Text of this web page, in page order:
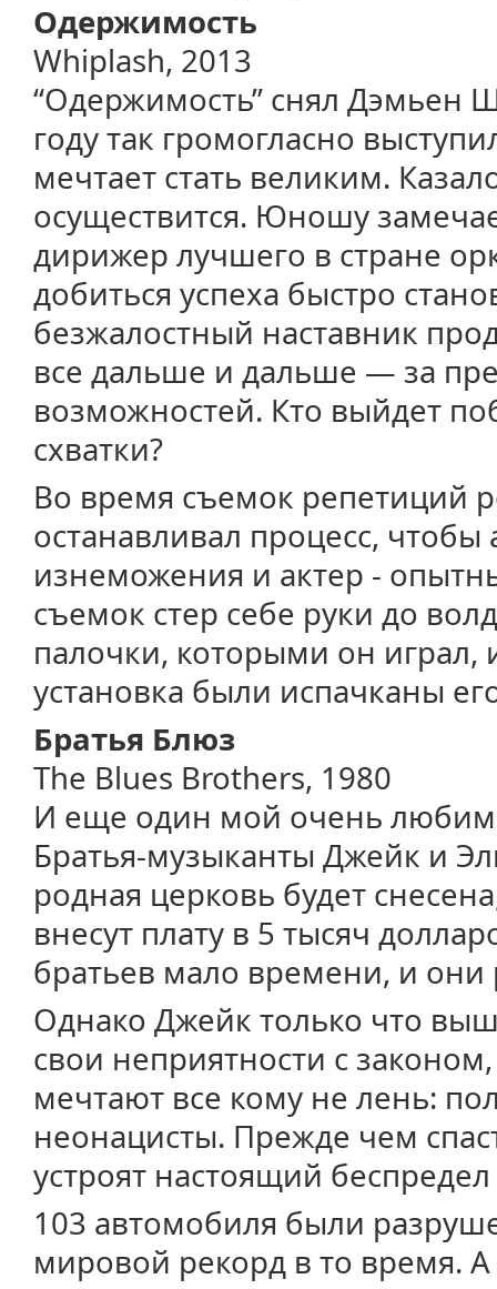
Одержимость
Whiplash, 2013
“Одержимость” снял Дэмьен
году так громогласно
мечтает стать великим.
осуществится. Юношу
дирижер лучшего в стране
добиться успеха быстро
безжалостный наставник
все дальше и дальше — за
возможностей. Кто выйдет
схватки?
Во время съемок репетиций
останавливал процесс,
изнеможения и актер -
съемок стер себе руки до
палочки, которыми он играл,
установка были испачканы
Братья Блюз
The Blues Brothers, 1980
И еще один мой очень
Братья-музыканты Джейк и
родная церковь будет
внесут плату в 5 тысяч
братьев мало времени, и они
Однако Джейк только что
свои неприятности с
мечтают все кому не лень:
неонацисты. Прежде чем
устроят настоящий
103 автомобиля были
мировой рекорд в то время.